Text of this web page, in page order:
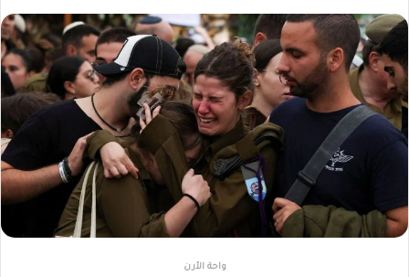
واحة الأرن